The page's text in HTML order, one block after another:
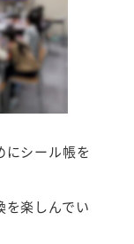
にシール帳を
を楽しんでい